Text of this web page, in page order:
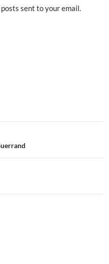
sent to your email.